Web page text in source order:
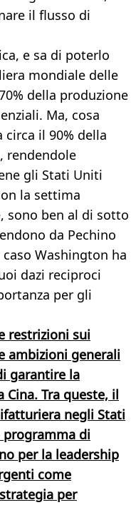
il flusso di
e sa di poterlo
mondiale delle
della produzione
Ma, cosa
il 90% della
rendendole
gli Stati Uniti
la settima
sono ben al di sotto
da Pechino
Washington ha
dazi reciproci
per gli
restrizioni sui
ambizioni generali
garantire la
Tra queste, il
negli Stati
di
per la leadership
come
per